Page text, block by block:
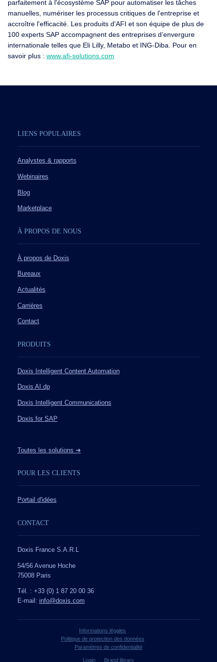
parfaitement à l'écosystème SAP pour automatiser les tâches
manuelles, numériser les processus critiques de l'entreprise et
accroître l'efficacité. Les produits d'AFI et son équipe de plus de
100 experts SAP accompagnent des entreprises d’envergure
internationale telles que Eli Lilly, Metabo et ING-Diba. Pour en
savoir plus : www.afi-solutions.com
LIENS POPULAIRES
Analystes & rapports
Webinaires
Blog
Marketplace
À PROPOS DE NOUS
À propos de Doxis
Bureaux
Actualités
Carrières
Contact
PRODUITS
Doxis Intelligent Content Automation
Doxis AI.dp
Doxis Intelligent Communications
Doxis for SAP
Toutes les solutions ➔
POUR LES CLIENTS
Portail d'idées
CONTACT
Doxis France S.A.R.L
54/56 Avenue Hoche
75008 Paris
Tél. : +33 (0) 1 87 20 00 36
E-mail: info@doxis.com
Informations légales
Politique de protection des données
Paramètres de confidentialité
Login Brand library